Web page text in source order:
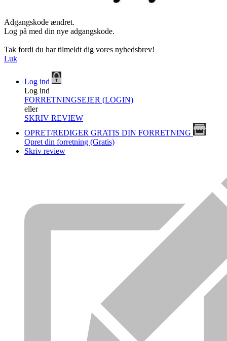
Adgangskode ændret.
Log på med din nye adgangskode.
Tak fordi du har tilmeldt dig vores nyhedsbrev!
Luk
Log ind
Log ind
FORRETNINGSEJER (LOGIN)
eller
SKRIV REVIEW
OPRET/REDIGER GRATIS DIN FORRETNING
Opret din forretning (Gratis)
Skriv review